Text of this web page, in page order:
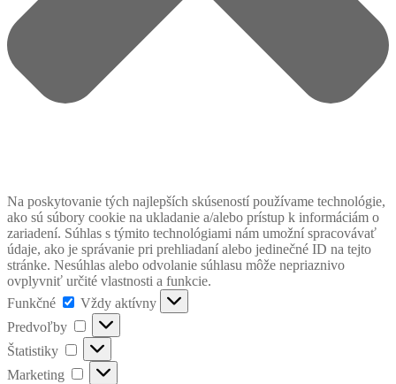
Na poskytovanie tých najlepších skúseností používame technológie,
ako sú súbory cookie na ukladanie a/alebo prístup k informáciám o
zariadení. Súhlas s týmito technológiami nám umožní spracovávať
údaje, ako je správanie pri prehliadaní alebo jedinečné ID na tejto
stránke. Nesúhlas alebo odvolanie súhlasu môže nepriaznivo
ovplyvniť určité vlastnosti a funkcie.
Funkčné
Funkčné
Vždy aktívny
Predvoľby
Predvoľby
Štatistiky Štatistiky
Marketing Marketing